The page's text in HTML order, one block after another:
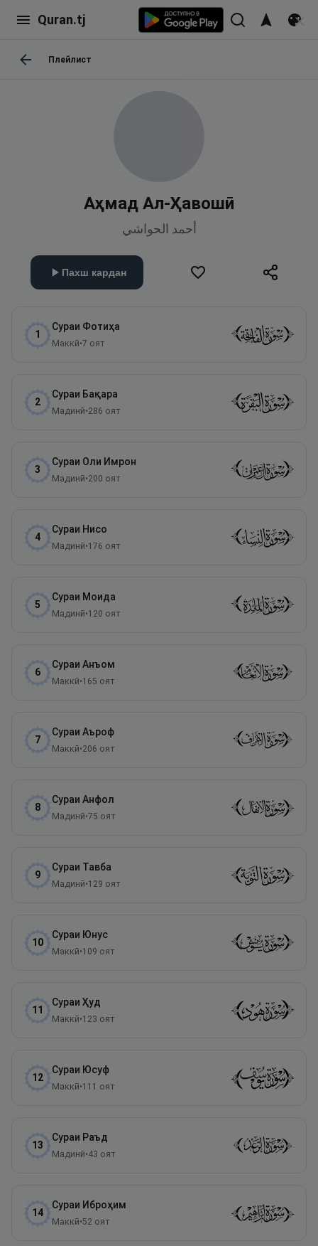
Quran.tj
Плейлист
Аҳмад Ал-Ҳавошӣ
أحمد الحواشي
Пахш кардан
1
Сураи Фотиҳа
Маккӣ•7 оят
2
Сураи Бақара
Мадинӣ•286 оят
3
Сураи Оли Имрон
Мадинӣ•200 оят
4
Сураи Нисо
Мадинӣ•176 оят
5
Сураи Моида
Мадинӣ•120 оят
6
Сураи Анъом
Маккӣ•165 оят
7
Сураи Аъроф
Маккӣ•206 оят
8
Сураи Анфол
Мадинӣ•75 оят
9
Сураи Тавба
Мадинӣ•129 оят
10
Сураи Юнус
Маккӣ•109 оят
11
Сураи Ҳуд
Маккӣ•123 оят
12
Сураи Юсуф
Маккӣ•111 оят
13
Сураи Раъд
Мадинӣ•43 оят
14
Сураи Иброҳим
Маккӣ•52 оят